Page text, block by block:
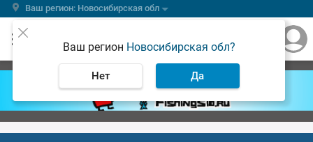
Ваш регион: Новосибирская обл
Ваш регион Новосибирская обл?
Нет Да